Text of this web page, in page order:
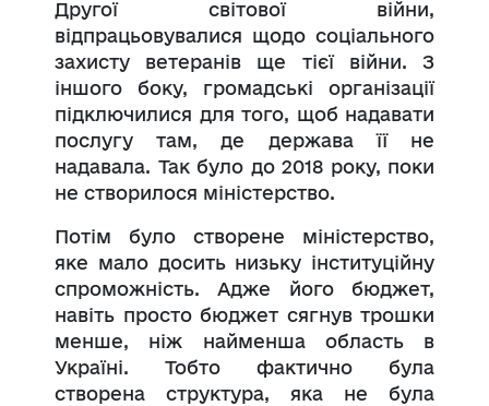
Другої світової війни,
відпрацьовувалися щодо соціального
захисту ветеранів ще тієї війни. З
іншого боку, громадські організації
підключилися для того, щоб надавати
послугу там, де держава її не
надавала. Так було до 2018 року, поки
не створилося міністерство.
Потім було створене міністерство,
яке мало досить низьку інституційну
спроможність. Адже його бюджет,
навіть просто бюджет сягнув трошки
менше, ніж найменша область в
Україні. Тобто фактично була
створена структура, яка не була